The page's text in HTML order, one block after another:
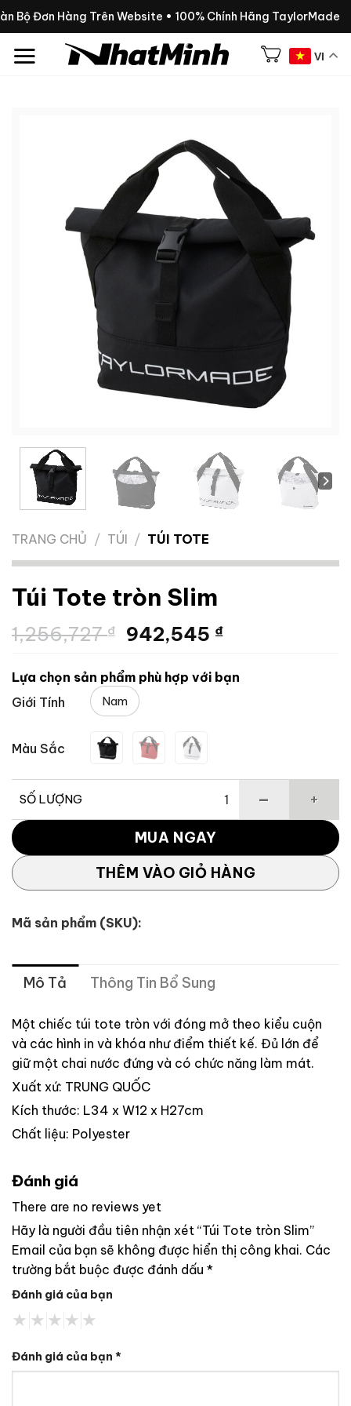
Chuyển
nội
dung
Bộ Đơn Hàng Trên Website • 100% Chính Hãng TaylorMade
VI
TRANG CHỦ / TÚI / TÚI TOTE
Túi Tote tròn Slim
1,256,727₫
Giá
là:
1,256,727 ₫.
942,545 ₫Giá
tại
là:
Lựa chọn sản phẩm phù hợp với bạn
Giới Tính
Nam
Màu Sắc
SỐ LƯỢNG
Túi Tote tròn Slim số lượng
THÊM VÀO GIỎ HÀNG
MUA NGAY
Mã sản phẩm (SKU):
Mô Tả Thông Tin Bổ Sung
Một chiếc túi tote tròn với đóng mở theo kiểu cuộn
và các hình in và khóa như điểm thiết kế. Đủ lớn để
giữ một chai nước đứng và có chức năng làm mát.
Xuất xứ: TRUNG QUỐC
Kích thước: L34 x W12 x H27cm
Chất liệu: Polyester
Đánh giá
There are no reviews yet
Hãy là người đầu tiên nhận xét “Túi Tote tròn Slim”
Email của bạn sẽ không được hiển thị công khai. Các
trường bắt buộc được đánh dấu *
Đánh giá của bạn
Đánh giá của bạn *